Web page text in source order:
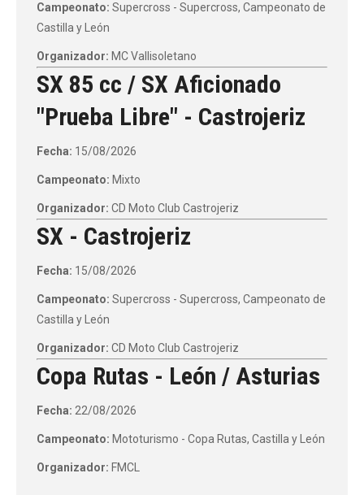
Campeonato: Supercross - Supercross, Campeonato de
Castilla y León
Organizador: MC Vallisoletano
SX 85 cc / SX Aficionado
"Prueba Libre" - Castrojeriz
Fecha: 15/08/2026
Campeonato: Mixto
Organizador: CD Moto Club Castrojeriz
SX - Castrojeriz
Fecha: 15/08/2026
Campeonato: Supercross - Supercross, Campeonato de
Castilla y León
Organizador: CD Moto Club Castrojeriz
Copa Rutas - León / Asturias
Fecha: 22/08/2026
Campeonato: Mototurismo - Copa Rutas, Castilla y León
Organizador: FMCL